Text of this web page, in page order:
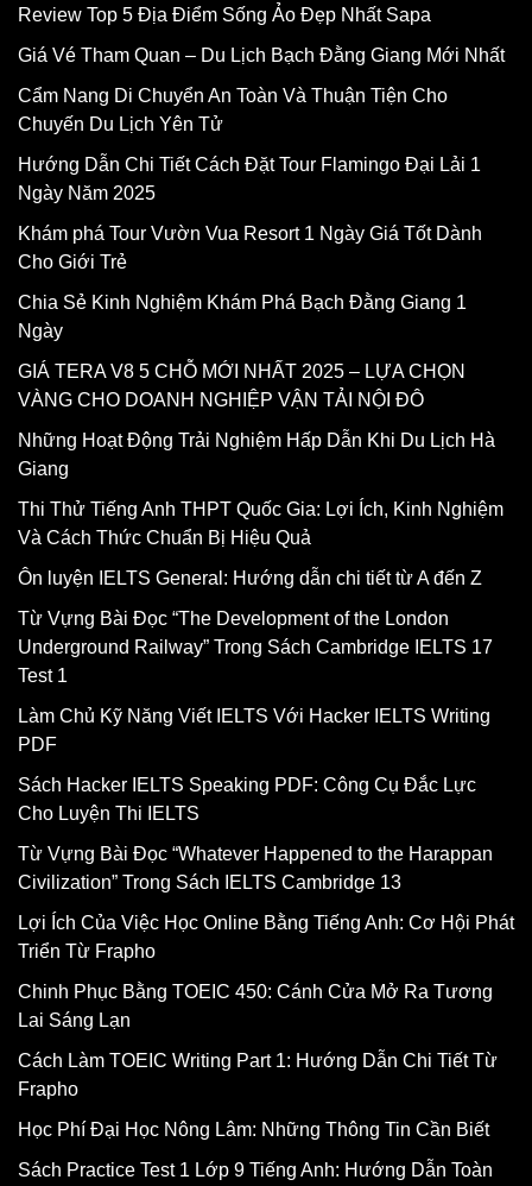
Review Top 5 Địa Điểm Sống Ảo Đẹp Nhất Sapa
Giá Vé Tham Quan – Du Lịch Bạch Đằng Giang Mới Nhất
Cẩm Nang Di Chuyển An Toàn Và Thuận Tiện Cho
Chuyến Du Lịch Yên Tử
Hướng Dẫn Chi Tiết Cách Đặt Tour Flamingo Đại Lải 1
Ngày Năm 2025
Khám phá Tour Vườn Vua Resort 1 Ngày Giá Tốt Dành
Cho Giới Trẻ
Chia Sẻ Kinh Nghiệm Khám Phá Bạch Đằng Giang 1
Ngày
GIÁ TERA V8 5 CHỖ MỚI NHẤT 2025 – LỰA CHỌN
VÀNG CHO DOANH NGHIỆP VẬN TẢI NỘI ĐÔ
Những Hoạt Động Trải Nghiệm Hấp Dẫn Khi Du Lịch Hà
Giang
Thi Thử Tiếng Anh THPT Quốc Gia: Lợi Ích, Kinh Nghiệm
Và Cách Thức Chuẩn Bị Hiệu Quả
Ôn luyện IELTS General: Hướng dẫn chi tiết từ A đến Z
Từ Vựng Bài Đọc “The Development of the London
Underground Railway” Trong Sách Cambridge IELTS 17
Test 1
Làm Chủ Kỹ Năng Viết IELTS Với Hacker IELTS Writing
PDF
Sách Hacker IELTS Speaking PDF: Công Cụ Đắc Lực
Cho Luyện Thi IELTS
Từ Vựng Bài Đọc “Whatever Happened to the Harappan
Civilization” Trong Sách IELTS Cambridge 13
Lợi Ích Của Việc Học Online Bằng Tiếng Anh: Cơ Hội Phát
Triển Từ Frapho
Chinh Phục Bằng TOEIC 450: Cánh Cửa Mở Ra Tương
Lai Sáng Lạn
Cách Làm TOEIC Writing Part 1: Hướng Dẫn Chi Tiết Từ
Frapho
Học Phí Đại Học Nông Lâm: Những Thông Tin Cần Biết
Sách Practice Test 1 Lớp 9 Tiếng Anh: Hướng Dẫn Toàn